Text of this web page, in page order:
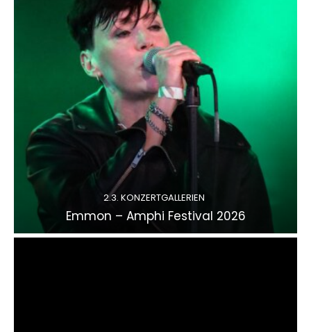
2.3. KONZERTGALLERIEN
Emmon – Amphi Festival 2026